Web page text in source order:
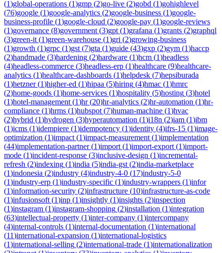
(1)global-operations (1)gmp (2)go-live (2)gobd (1)gohighlevel
(76)google (1)google-analytics (2)google-business (1)google-
business-profile (1)google-cloud (2)google-pay (1)google-reviews
(1)governance (8)government (3)gpt (1)grafana (1)grants (2)graphql
(3)green-it (1)green-warehouse (1)gri (2)growing-business
(1)growth (1)grpc (1)gst (7)gta (1)guide (43)gxp (2)gym (1)haccp
(2)handmade (3)hardening (2)hardware (1)hcm (1)headless
(4)headless-commerce (3)headless-erp (1)healthcare (9)healthcare-
analytics (1)healthcare-dashboards (1)helpdesk (7)hepsiburada
(1)hetzner(1)higher-ed (1)hipaa (5)hiring (4)hmac (1)hmrc
(2)home-goods (1)home-services (1)hospitality (5)hosting (3)hotel
(1)hotel-management (1)hr(20)hr-analytics (2)hr-automation (1)hr-
compliance (1)hrms (1)hubspot (7)human-machine (1)hvac
(2)hybrid (1)hydrogen (3)hyperautomation (1)i18n (2)iam (1)ibm
(1)icms (1)idempiere (1)idempotency (1)identity (4)ifrs-15 (1)image-
optimization (1)impact (1)impact-measurement (1)implementation
(44)implementation-partner(1)import (1)import-export (1)import-
mode (1)incident-response (3)inclusive-design (1)incremental-
refresh (2)indexing (1)india (5)india-gst (2)india-marketplace
(1)indonesia (2)industry (4)industry-4-0 (17)industry-5-0
(1)industry-erp (1)industry-specific (1)industry-wrappers (1)infor
(1)information-security (2)infrastructure (10)infrastructure-as-code
(1)infusionsoft (1)inp (1)insightly (1)insights (2)inspection
(1)instagram (1)instagram-shopping (2)installation (1)integration
(63)intellectual-property (1)inter-company (1)intercompany
(4)internal-controls (1)internal-documentation (1)international
(11)international-expansion (1)international-logistics
(1)international-selling (2)international-trade (1)internationalization